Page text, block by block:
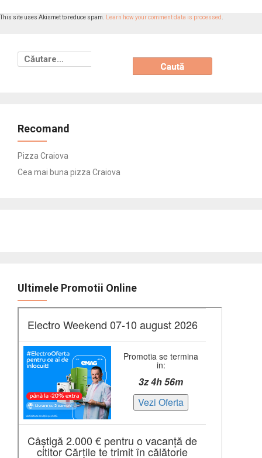
This site uses Akismet to reduce spam. Learn how your comment data is processed
Caută
după:
Recomand
Pizza Craiova
Cea mai buna pizza Craiova
Ultimele Promotii Online